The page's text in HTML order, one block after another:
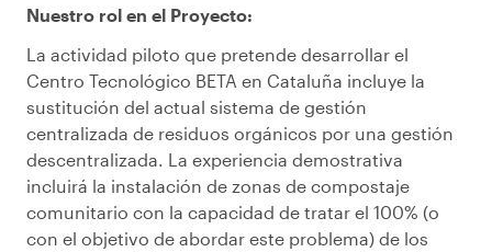
Nuestro rol en el Proyecto:
La actividad piloto que pretende desarrollar el
Centro Tecnológico BETA en Cataluña incluye la
sustitución del actual sistema de gestión
centralizada de residuos orgánicos por una gestión
descentralizada. La experiencia demostrativa
incluirá la instalación de zonas de compostaje
comunitario con la capacidad de tratar el 100% (o
con el objetivo de abordar este problema) de los